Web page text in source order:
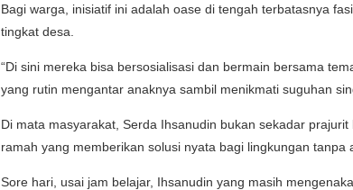
Bagi warga, inisiatif ini adalah oase di tengah terbatasnya
tingkat desa.
“Di sini mereka bisa bersosialisasi dan bermain bersama
yang rutin mengantar anaknya sambil menikmati suguhan
Di mata masyarakat, Serda Ihsanudin bukan sekadar
ramah yang memberikan solusi nyata bagi lingkungan tanpa
Sore hari, usai jam belajar, Ihsanudin yang masih